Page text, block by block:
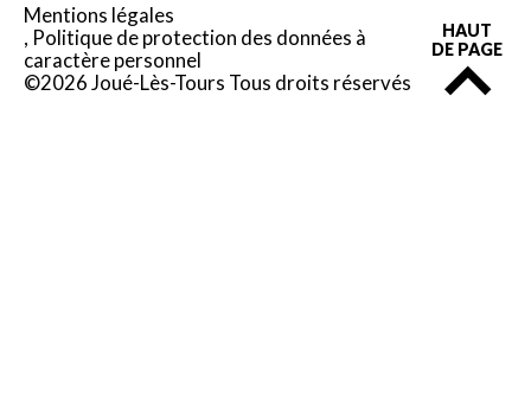
Mentions légales
Politique de protection des données à
caractère personnel
©2026 Joué-Lès-Tours Tous droits réservés
HAUT
DE PAGE